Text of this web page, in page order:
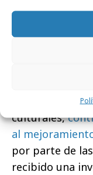
medios no
El medio que
eventos de
espectáculos,
culturales,
al
por parte de
recibido una